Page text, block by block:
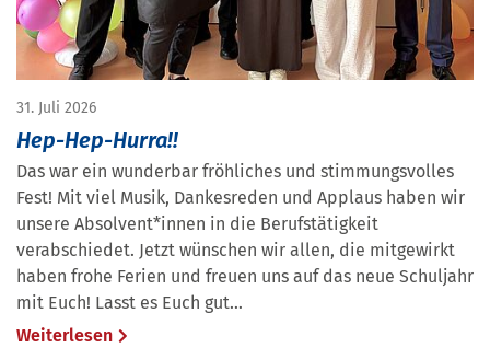
31. Juli 2026
Hep-Hep-Hurra!!
Das war ein wunderbar fröhliches und stimmungsvolles
Fest! Mit viel Musik, Dankesreden und Applaus haben wir
unsere Absolvent*innen in die Berufstätigkeit
verabschiedet. Jetzt wünschen wir allen, die mitgewirkt
haben frohe Ferien und freuen uns auf das neue Schuljahr
mit Euch! Lasst es Euch gut…
Weiterlesen